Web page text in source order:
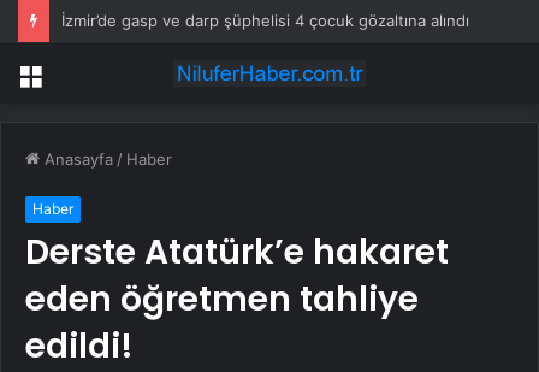
İzmir’de gasp ve darp şüphelisi 4 çocuk gözaltına alındı
Menü
Anasayfa / Haber
Haber
Derste Atatürk’e hakaret
eden öğretmen tahliye
edildi!